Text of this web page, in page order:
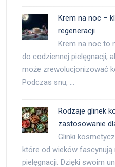
Krem na noc –
regeneracji
Krem na noc to
do codziennej pielęgnacji,
może zrewolucjonizować
Podczas snu, …
Rodzaje glinek
zastosowanie
Glinki
które od wieków fascynują
pielęgnacji. Dzięki swoim